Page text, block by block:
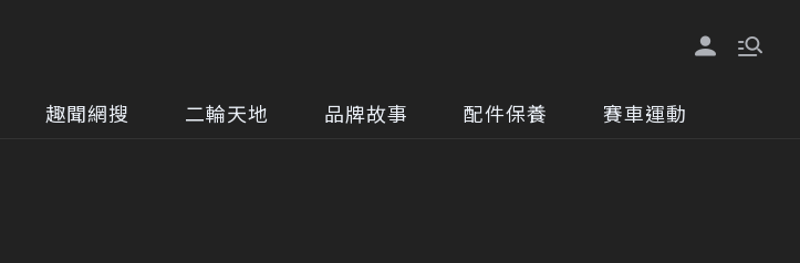
趣聞網搜 二輪天地 品牌故事 配件保養 賽車運動